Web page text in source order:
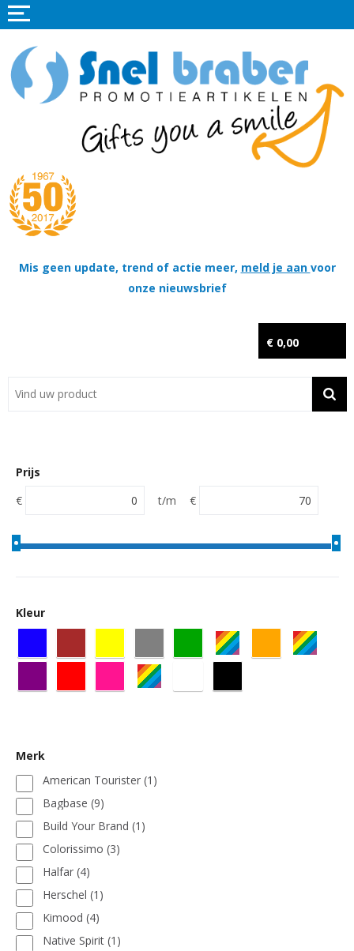
Mis geen update, trend of actie meer, meld je aan voor
onze nieuwsbrief
€ 0,00
Home
Promotieartikelen
Tassen
Thema's
Contact
Prijs
€
t/m €
Kleur
Merk
American Tourister (1)
Bagbase (9)
Build Your Brand (1)
Colorissimo (3)
Halfar (4)
Herschel (1)
Kimood (4)
Native Spirit (1)